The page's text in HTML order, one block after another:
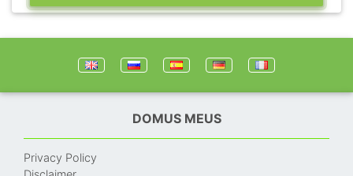
DOMUS MEUS
Privacy Policy